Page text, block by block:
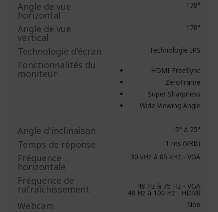
Angle de vue
horizontal
178°
Angle de vue
vertical
178°
Technologie d'écran Technologie IPS
Fonctionnalités du
moniteur
HDMI FreeSync
ZeroFrame
Super Sharpness
Wide Viewing Angle
Angle d'inclinaison -5° à 25°
Temps de réponse 1 ms (VRB)
Fréquence
horizontale
30 kHz à 85 kHz - VGA
Fréquence de
rafraîchissement 48 Hz à 75 Hz - VGA
48 Hz à 100 Hz - HDMI
Webcam Non